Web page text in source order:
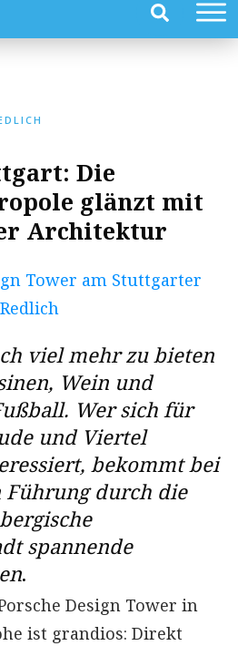
Die
glänzt mit
Architektur
viel mehr zu bieten
Wein und
Wer sich für
und Viertel
bekommt bei
Führung durch die
spannende
.
Design Tower in
ist grandios: Direkt